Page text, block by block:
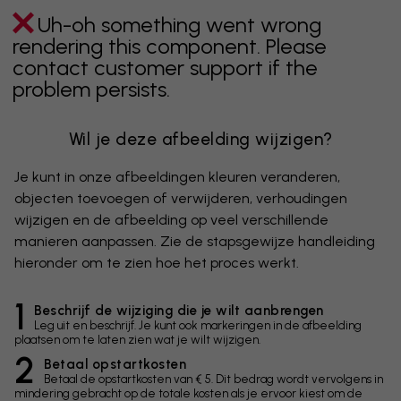
Uh-oh something went wrong
rendering this component. Please
contact customer support if the
problem persists.
Wil je deze afbeelding wijzigen?
Je kunt in onze afbeeldingen kleuren veranderen,
objecten toevoegen of verwijderen, verhoudingen
wijzigen en de afbeelding op veel verschillende
manieren aanpassen. Zie de stapsgewijze handleiding
hieronder om te zien hoe het proces werkt.
1 Beschrijf de wijziging die je wilt aanbrengen
Leg uit en beschrijf. Je kunt ook markeringen in de afbeelding
plaatsen om te laten zien wat je wilt wijzigen.
2 Betaal opstartkosten
Betaal de opstartkosten van € 5. Dit bedrag wordt vervolgens in
mindering gebracht op de totale kosten als je ervoor kiest om de